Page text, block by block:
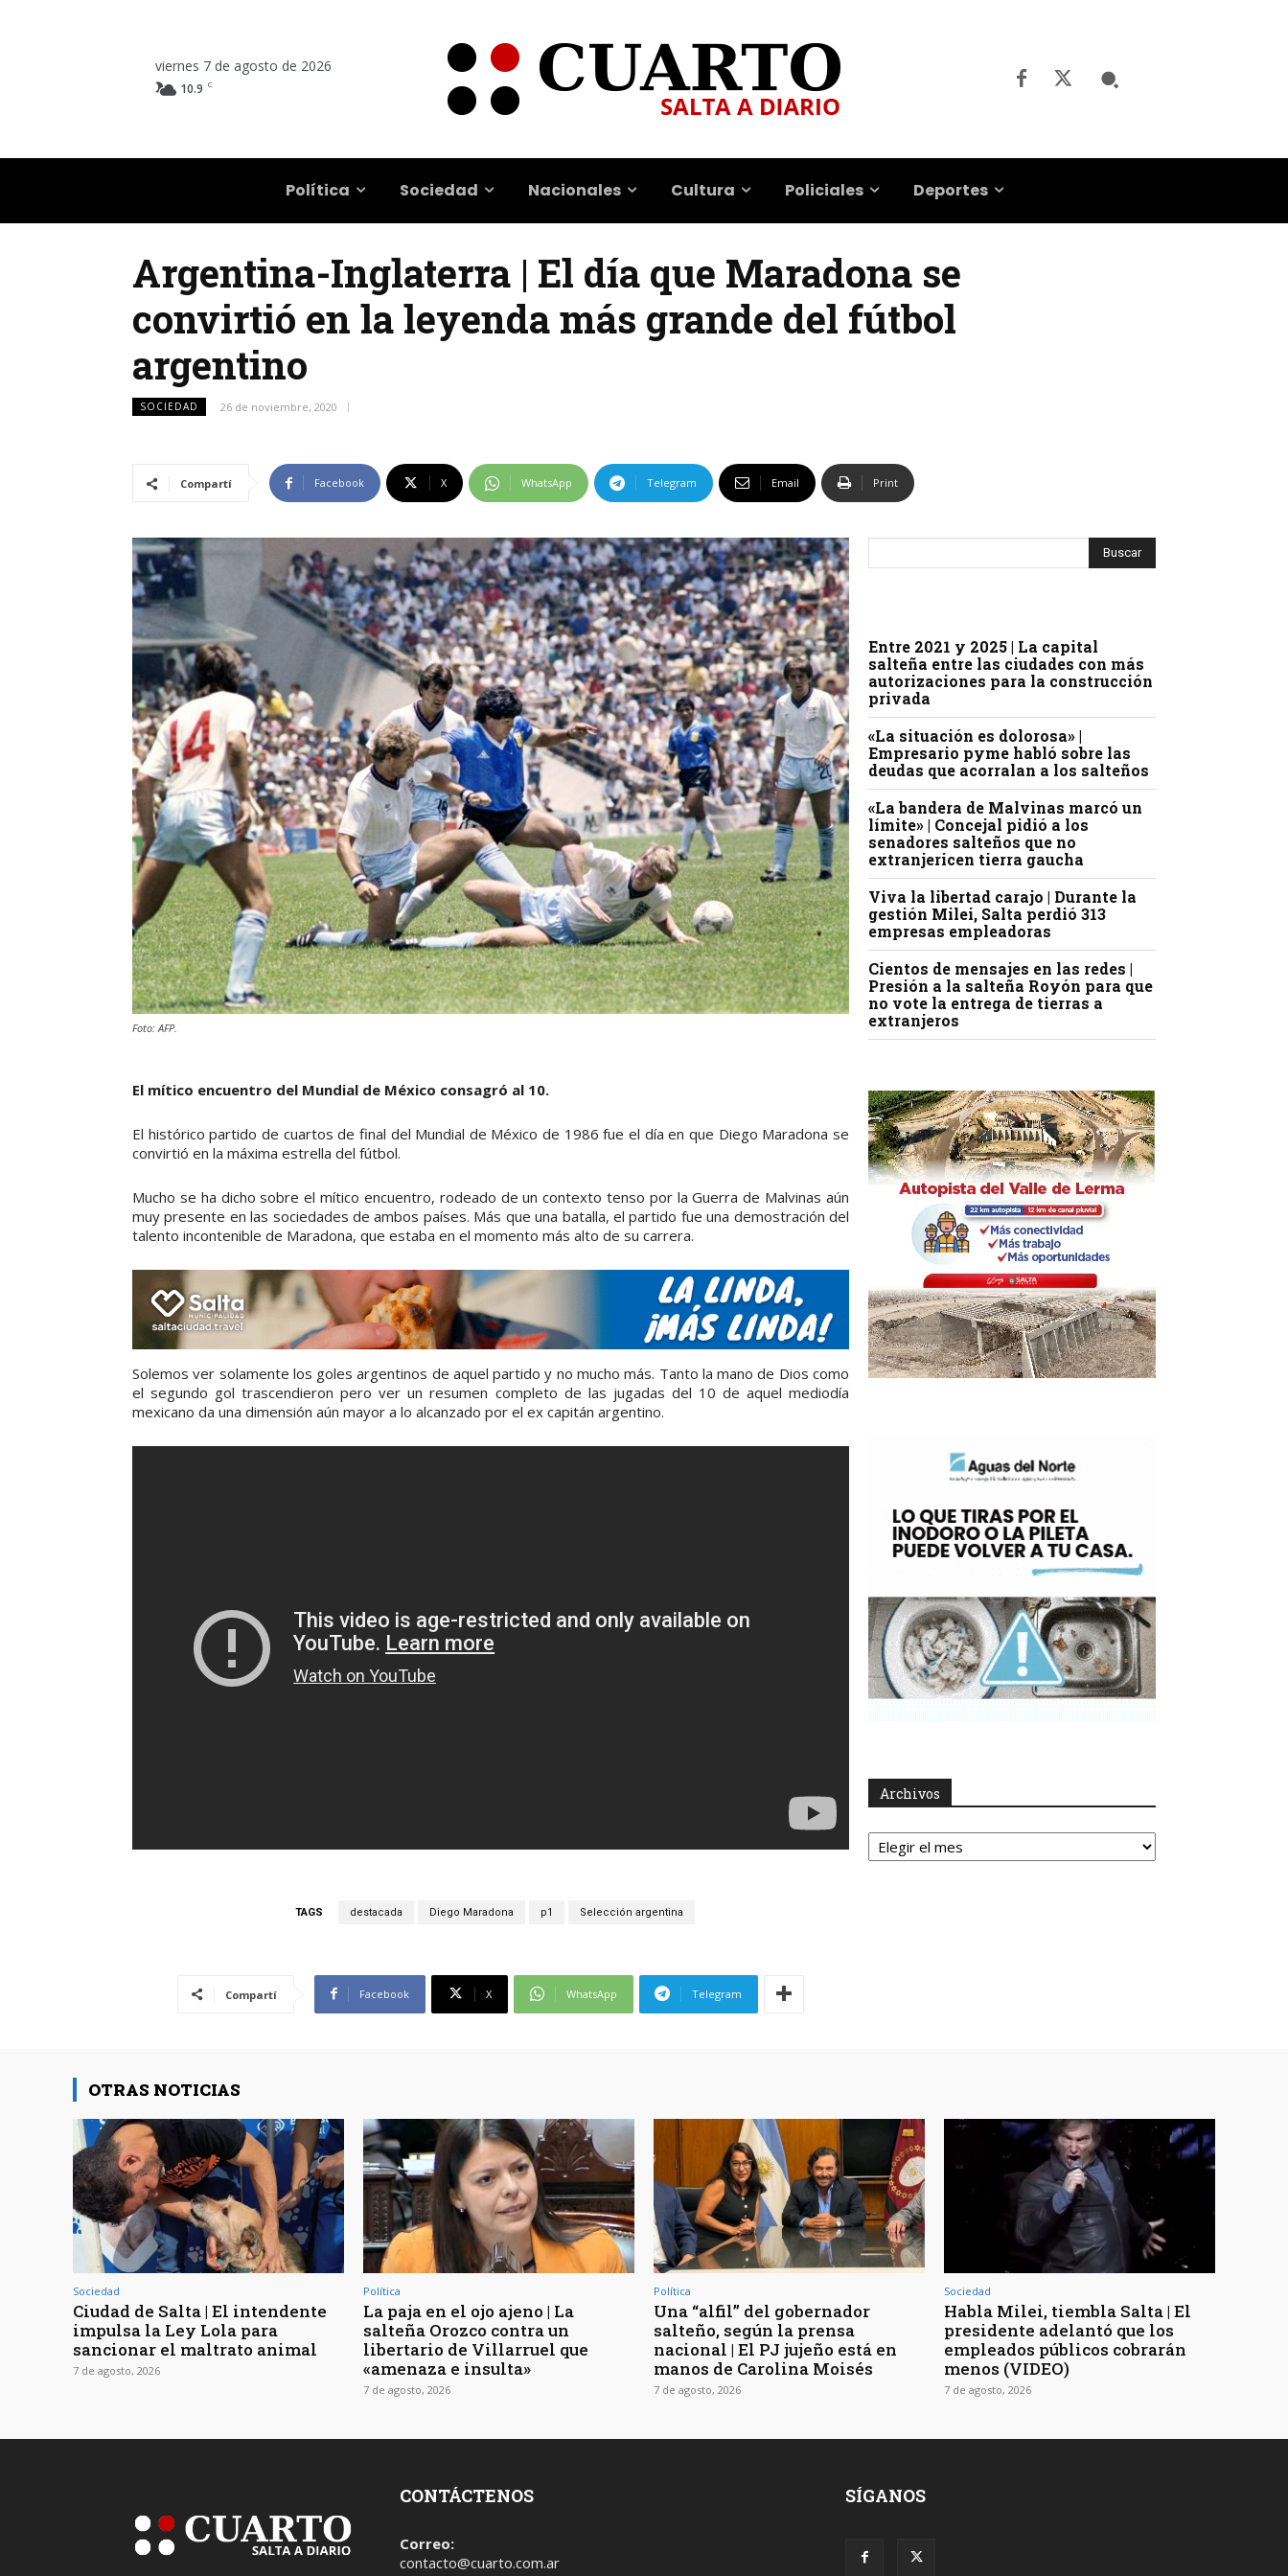
viernes 7 de agosto de 2026
10.9 C
Política Sociedad Nacionales Cultura Policiales Deportes
Argentina-Inglaterra | El día que Maradona se
convirtió en la leyenda más grande del fútbol
argentino
SOCIEDAD 26 de noviembre, 2020
Compartí Facebook X WhatsApp Telegram Email Print
Foto: AFP.
El mítico encuentro del Mundial de México consagró al 10.
El histórico partido de cuartos de final del Mundial de México de 1986 fue el día en que Diego Maradona se
convirtió en la máxima estrella del fútbol.
Mucho se ha dicho sobre el mítico encuentro, rodeado de un contexto tenso por la Guerra de Malvinas aún
muy presente en las sociedades de ambos países. Más que una batalla, el partido fue una demostración del
talento incontenible de Maradona, que estaba en el momento más alto de su carrera.
Solemos ver solamente los goles argentinos de aquel partido y no mucho más. Tanto la mano de Dios como
el segundo gol trascendieron pero ver un resumen completo de las jugadas del 10 de aquel mediodía
mexicano da una dimensión aún mayor a lo alcanzado por el ex capitán argentino.
TAGS destacada Diego Maradona p1 Selección argentina
Compartí Facebook X WhatsApp Telegram
Entre 2021 y 2025 | La capital
salteña entre las ciudades con más
autorizaciones para la construcción
privada
«La situación es dolorosa» |
Empresario pyme habló sobre las
deudas que acorralan a los salteños
«La bandera de Malvinas marcó un
límite» | Concejal pidió a los
senadores salteños que no
extranjericen tierra gaucha
Viva la libertad carajo | Durante la
gestión Milei, Salta perdió 313
empresas empleadoras
Cientos de mensajes en las redes |
Presión a la salteña Royón para que
no vote la entrega de tierras a
extranjeros
Archivos
Archivos
OTRAS NOTICIAS
Sociedad
Ciudad de Salta | El intendente
impulsa la Ley Lola para
sancionar el maltrato animal
7 de agosto, 2026
Política
La paja en el ojo ajeno | La
salteña Orozco contra un
libertario de Villarruel que
«amenaza e insulta»
7 de agosto, 2026
Política
Una “alfil” del gobernador
salteño, según la prensa
nacional | El PJ jujeño está en
manos de Carolina Moisés
7 de agosto, 2026
Sociedad
Habla Milei, tiembla Salta | El
presidente adelantó que los
empleados públicos cobrarán
menos (VIDEO)
7 de agosto, 2026
CONTÁCTENOS
Correo:
contacto@cuarto.com.ar
SÍGANOS